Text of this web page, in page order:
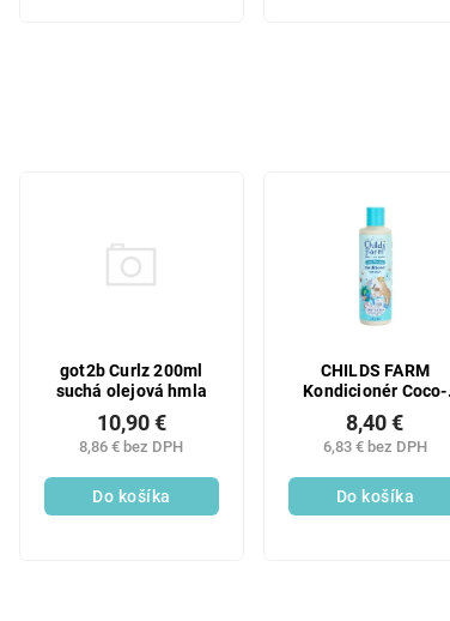
got2b Curlz 200ml
suchá olejová hmla
8,86 € bez DPH
10,90 €
Do košíka
CHILDS FARM
Kondicionér Coco-
Nourish pre kučeravé
vlasy, 250 ml
6,83 € bez DPH
8,40 €
Do košíka